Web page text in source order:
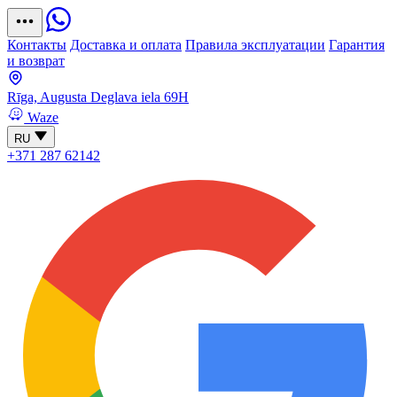
Контакты Доставка и оплата Правила эксплуатации Гарантия
и возврат
Rīga, Augusta Deglava iela 69H
Waze
RU
+371 287 62142